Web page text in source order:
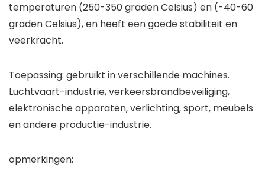
temperaturen (250-350 graden Celsius) en (-40-60
graden Celsius), en heeft een goede stabiliteit en
veerkracht.
Toepassing: gebruikt in verschillende machines.
Luchtvaart-industrie, verkeersbrandbeveiliging,
elektronische apparaten, verlichting, sport, meubels
en andere productie-industrie.
opmerkingen: